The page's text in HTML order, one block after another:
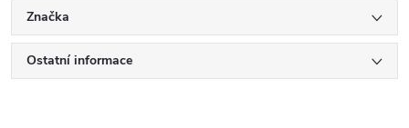
Značka
Ostatní informace